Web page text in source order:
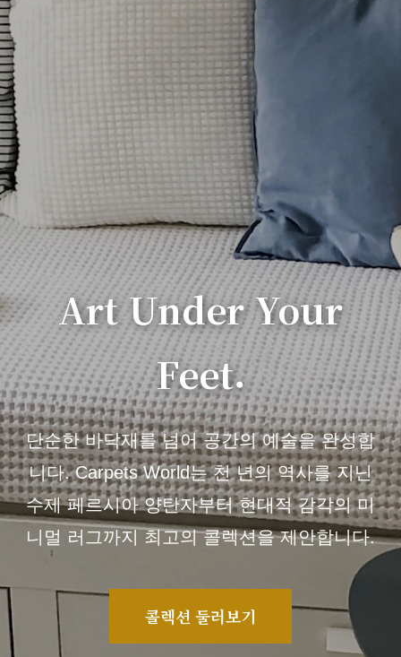
Art Under Your
Feet.
단순한 바닥재를 넘어 공간의 예술을 완성합
니다. Carpets World는 천 년의 역사를 지닌
수제 페르시아 양탄자부터 현대적 감각의 미
니멀 러그까지 최고의 콜렉션을 제안합니다.
콜렉션 둘러보기